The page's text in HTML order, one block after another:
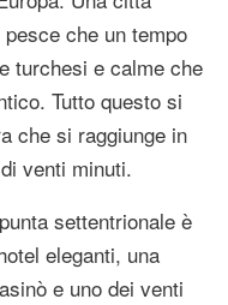
che un tempo
turchesi e calme che
Tutto questo si
che si raggiunge in
venti minuti.
settentrionale è
eleganti, una
e uno dei venti